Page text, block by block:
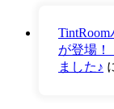
が登場！
ました♪